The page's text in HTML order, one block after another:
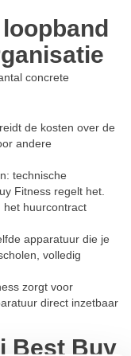
concrete
de kosten over de
andere
technische
Fitness regelt het.
het huurcontract
apparatuur die je
volledig
zorgt voor
direct inzetbaar
Best Buy